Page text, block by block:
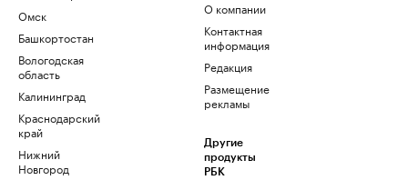
Омск
Башкортостан
Вологодская
область
Калининград
Краснодарский
край
Нижний
Новгород
О компании
Контактная
информация
Редакция
Размещение
рекламы
Другие
продукты
РБК